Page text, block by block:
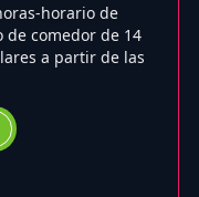
horario de
de comedor de 14
a partir de las